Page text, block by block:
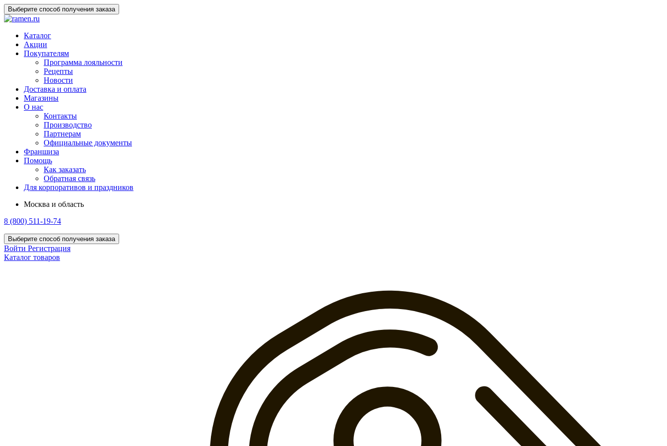
Выберите способ получения заказа
Каталог
Акции
Покупателям
Программа лояльности
Рецепты
Новости
Доставка и оплата
Магазины
О нас
Контакты
Производство
Партнерам
Официальные документы
Франшиза
Помощь
Как заказать
Обратная связь
Для корпоративов и праздников
Москва и область
8 (800) 511-19-74
Выберите способ получения заказа
Войти Регистрация
Каталог товаров